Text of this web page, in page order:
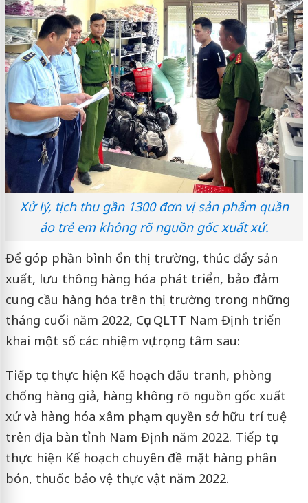
Xử lý, tịch thu gần 1300 đơn vị sản phẩm quần
áo trẻ em không rõ nguồn gốc xuất xứ.
Để góp phần bình ổn thị trường, thúc đẩy sản
xuất, lưu thông hàng hóa phát triển, bảo đảm
cung cầu hàng hóa trên thị trường trong những
tháng cuối năm 2022, Cục QLTT Nam Định triển
khai một số các nhiệm vụ trọng tâm sau:
Tiếp tục thực hiện Kế hoạch đấu tranh, phòng
chống hàng giả, hàng không rõ nguồn gốc xuất
xứ và hàng hóa xâm phạm quyền sở hữu trí tuệ
trên địa bàn tỉnh Nam Định năm 2022. Tiếp tục
thực hiện Kế hoạch chuyên đề mặt hàng phân
bón, thuốc bảo vệ thực vật năm 2022.